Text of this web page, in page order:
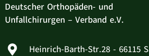
Deutscher Orthopäden- und
Unfallchirurgen – Verband e.V.
Heinrich-Barth-Str.28 - 66115